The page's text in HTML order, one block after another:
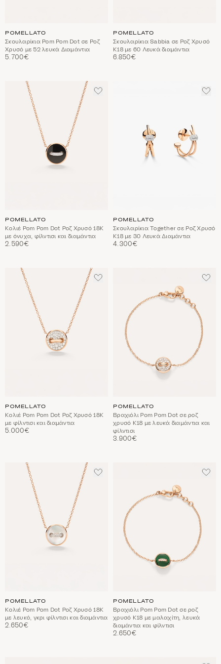
POMELLATO
Σκουλαρίκια Pom Pom Dot σε Ροζ
Χρυσό με 52 λευκά Διαμάντια
5.700€
POMELLATO
Σκουλαρίκια Sabbia σε Ροζ Χρυσό
Κ18 με 60 Λευκά διαμάντια
6.850€
ΠΡΟΣΘΈΣΤΕ
ΣΤΑ
POMELLATO
Κολιέ Pom Pom Dot Ροζ Χρυσό 18Κ
με όνυχα, φίλντισι και διαμάντια
2.590€
ΣΤΑ
POMELLATO
Σκουλαρίκια Together σε Ροζ Χρυσό
Κ18 με 30 Λευκά Διαμάντια
4.300€
ΠΡΟΣΘΈΣΤΕ
POMELLATO
Κολιέ Pom Pom Dot Ροζ Χρυσό 18Κ
με φίλντισι και διαμάντια
5.000€
POMELLATO
Βραχιόλι Pom Pom Dot σε ροζ
χρυσό Κ18 με λευκά διαμάντια και
φίλντισι
3.900€
ΠΡΟΣΘΈΣΤΕ
POMELLATO
Κολιέ Pom Pom Dot Ροζ Χρυσό 18Κ
με λευκό, γκρι φίλντισι και διαμάντια
2.650€
POMELLATO
Βραχιόλι Pom Pom Dot σε ροζ
χρυσό Κ18 με μαλαχίτη, λευκά
διαμάντια και φίλντισι
2.650€